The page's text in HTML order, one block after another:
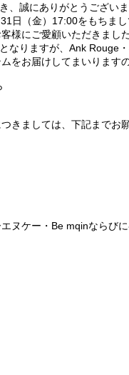
、誠にありがとうございま
日（金）17:00をもちま
様にご愛顧いただきまし
なりますが、Ank Rouge
をお届けしてまいります
きましては、下記までお
ヌケー・Be mqinならび